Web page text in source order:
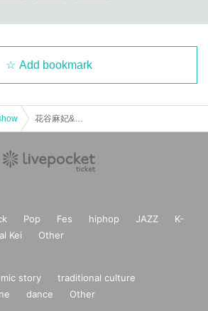
Add bookmark
Pop Fes hiphop JAZZ
K-
Kei Other
story
traditional culture
dance Other